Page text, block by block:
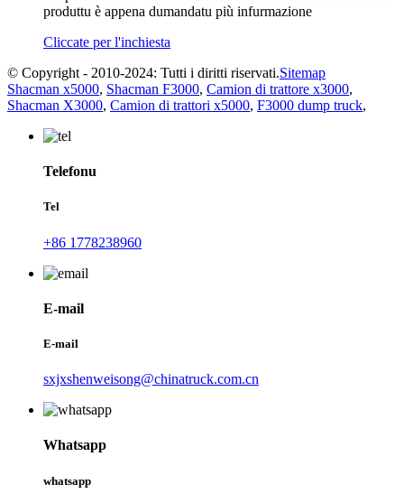
produttu è appena dumandatu più infurmazione
Cliccate per l'inchiesta
© Copyright - 2010-2024: Tutti i diritti riservati.Sitemap
Shacman x5000, Shacman F3000, Camion di trattore x3000,
Shacman X3000, Camion di trattori x5000, F3000 dump truck,
Telefonu
Tel
+86 1778238960
E-mail
E-mail
sxjxshenweisong@chinatruck.com.cn
Whatsapp
whatsapp